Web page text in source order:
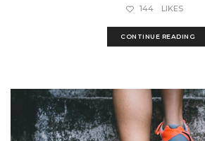
144 LIKES
CONTINUE READING